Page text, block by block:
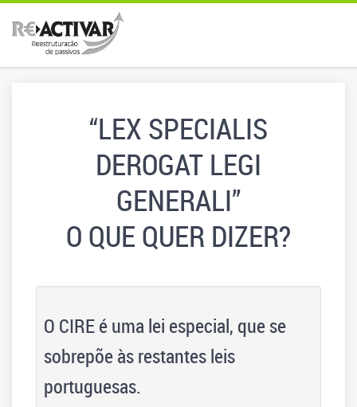
“LEX SPECIALIS
DEROGAT LEGI
GENERALI”
O QUE QUER DIZER?
O CIRE é uma lei especial, que se
sobrepõe às restantes leis
portuguesas.